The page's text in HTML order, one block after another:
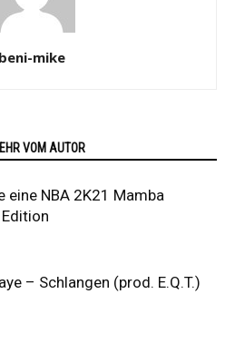
beni-mike
VOM AUTOR
eine NBA 2K21 Mamba
– Schlangen (prod. E.Q.T.)